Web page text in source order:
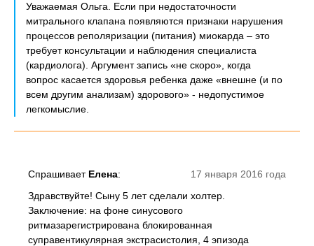
Уважаемая Ольга. Если при недостаточности
митрального клапана появляются признаки нарушения
процессов реполяризации (питания) миокарда – это
требует консультации и наблюдения специалиста
(кардиолога). Аргумент запись «не скоро», когда
вопрос касается здоровья ребенка даже «внешне (и по
всем другим анализам) здорового» - недопустимое
легкомыслие.
17 января 2016 года
Спрашивает Елена:
Здравствуйте! Сыну 5 лет сделали холтер.
Заключение: на фоне синусового
ритмазарегистрирована блокированная
суправентикулярная экстрасистолия, 4 эпизода